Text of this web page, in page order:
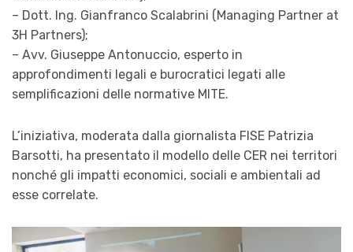
– Dott. Ing. Gianfranco Scalabrini (Managing Partner at
3H Partners);
– Avv. Giuseppe Antonuccio, esperto in
approfondimenti legali e burocratici legati alle
semplificazioni delle normative MITE.
L’iniziativa, moderata dalla giornalista FISE Patrizia
Barsotti, ha presentato il modello delle CER nei territori
nonché gli impatti economici, sociali e ambientali ad
esse correlate.